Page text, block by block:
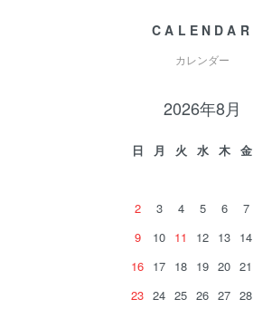
CALENDAR
カレンダー
2026年8月
日 月 火 水 木 金
2
3 4 5 6 7
9
10 11 12 13 14
16 17 18 19 20 21
23 24 25 26 27 28